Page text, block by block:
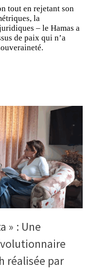
tout en rejetant son
la
– le Hamas a
de paix qui n’a
» : Une
réalisée par